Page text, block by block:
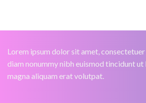
Lorem ipsum dolor sit amet,
diam nonummy nibh euismod tincidunt
magna aliquam erat volutpat.